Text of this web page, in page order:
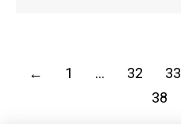
← 1 … 32 33
38